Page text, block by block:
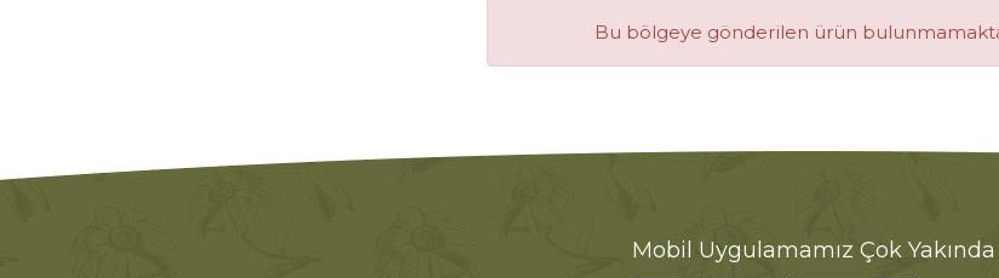
Bu bölgeye gönderilen ürün
Mobil Uygulamamız Çok Yakında